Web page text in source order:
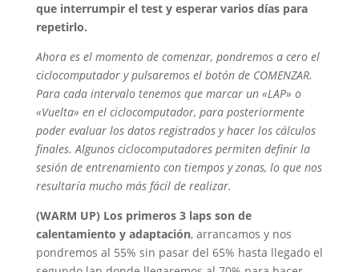
que interrumpir el test y esperar varios días para
repetirlo.
Ahora es el momento de comenzar, pondremos a cero el
ciclocomputador y pulsaremos el botón de COMENZAR.
Para cada intervalo tenemos que marcar un «LAP» o
«Vuelta» en el ciclocomputador, para posteriormente
poder evaluar los datos registrados y hacer los cálculos
finales. Algunos ciclocomputadores permiten definir la
sesión de entrenamiento con tiempos y zonas, lo que nos
resultaría mucho más fácil de realizar.
(WARM UP) Los primeros 3 laps son de
calentamiento y adaptación, arrancamos y nos
pondremos al 55% sin pasar del 65% hasta llegado el